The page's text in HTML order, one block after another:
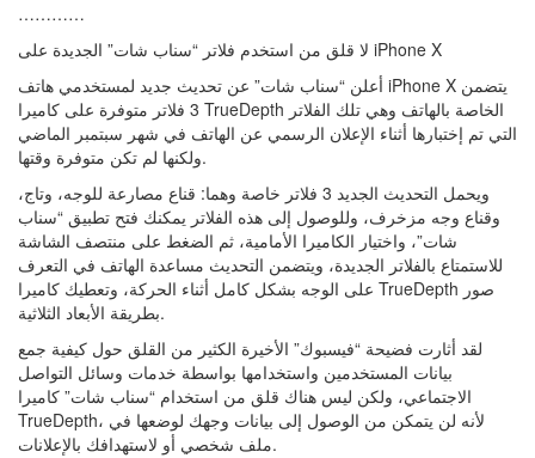
…………
لا قلق من استخدم فلاتر “سناب شات” الجديدة على iPhone X
أعلن “سناب شات” عن تحديث جديد لمستخدمي هاتف iPhone X يتضمن
3 فلاتر متوفرة على كاميرا TrueDepth الخاصة بالهاتف وهي تلك الفلاتر
التي تم إختبارها أثناء الإعلان الرسمي عن الهاتف في شهر سبتمبر الماضي
ولكنها لم تكن متوفرة وقتها.
ويحمل التحديث الجديد 3 فلاتر خاصة وهما: قناع مصارعة للوجه، وتاج،
وقناع وجه مزخرف، وللوصول إلى هذه الفلاتر يمكنك فتح تطبيق “سناب
شات”، واختيار الكاميرا الأمامية، ثم الضغط على منتصف الشاشة
للاستمتاع بالفلاتر الجديدة، ويتضمن التحديث مساعدة الهاتف في التعرف
على الوجه بشكل كامل أثناء الحركة، وتعطيك كاميرا TrueDepth صور
بطريقة الأبعاد الثلاثية.
لقد أثارت فضيحة “فيسبوك” الأخيرة الكثير من القلق حول كيفية جمع
بيانات المستخدمين واستخدامها بواسطة خدمات وسائل التواصل
الاجتماعي، ولكن ليس هناك قلق من استخدام “سناب شات” كاميرا
TrueDepth، لأنه لن يتمكن من الوصول إلى بيانات وجهك لوضعها في
ملف شخصي أو لاستهدافك بالإعلانات.